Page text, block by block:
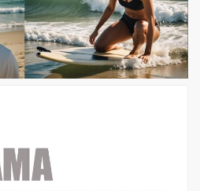
は、かつての宿敵で、ここ
いるシャイアン族の長イエ
クとその家族を部族の居留